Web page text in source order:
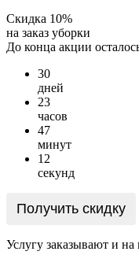
Скидка 10%
на заказ уборки
До конца акции
30
дней
23
часов
47
минут
1 2
секунд
Получить скидку
Услугу заказывают и на